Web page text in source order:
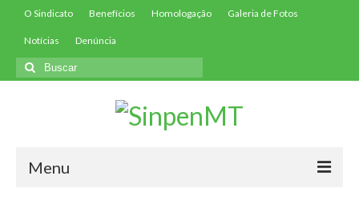
O Sindicato Benefícios Homologação Galeria de Fotos
Notícias Denúncia
Buscar
por:
Menu